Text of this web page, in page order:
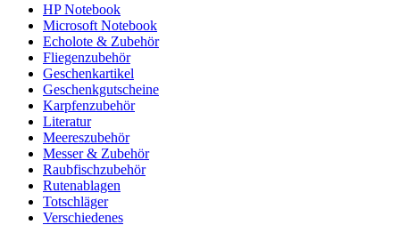
HP Notebook
Microsoft Notebook
Echolote & Zubehör
Fliegenzubehör
Geschenkartikel
Geschenkgutscheine
Karpfenzubehör
Literatur
Meereszubehör
Messer & Zubehör
Raubfischzubehör
Rutenablagen
Totschläger
Verschiedenes